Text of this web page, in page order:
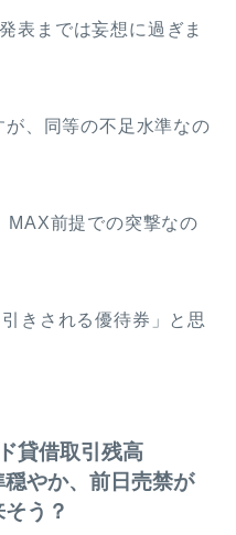
表までは妄想に過ぎま
、同等の不足水準なの
MAX前提での突撃なの
きされる優待券」と思
貸借取引残高
穏やか、前日売禁が
う？